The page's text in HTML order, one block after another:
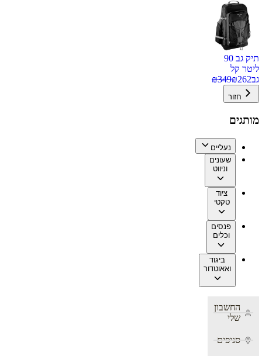
תיק גב 90
ליטר קל
גב
₪262
₪349
חזור
מותגים
נעליים
שעונים
וניווט
ציוד
טקטי
פנסים
וכלים
ביגוד
ואאוטדור
החשבון
שלי
סניפים